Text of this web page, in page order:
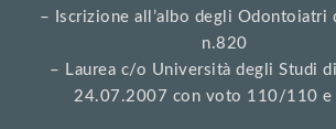
– Iscrizione all’albo degli Odontoiatri
n.820
– Laurea c/o Università degli Studi
24.07.2007 con voto 110/110 e